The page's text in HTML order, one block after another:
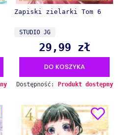
Zapiski zielarki Tom 6
PRODUCENT
STUDIO JG
Cena
29,99 zł
DO KOSZYKA
Dostępność: Produkt dostępny